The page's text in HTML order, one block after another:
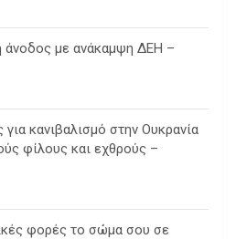
άνοδος με ανάκαμψη ΔΕΗ –
για κανιβαλισμό στην Ουκρανία
φίλους και εχθρούς –
φορές το σώμα σου σε